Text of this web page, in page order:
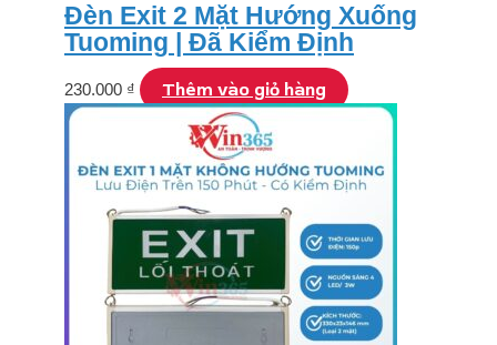
Đèn Exit 2 Mặt Hướng Xuống
Tuoming | Đã Kiểm Định
230.000 ₫ Thêm vào giỏ hàng